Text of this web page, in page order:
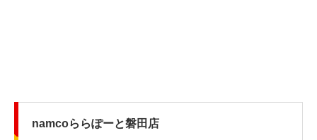
namcoららぽーと磐田店